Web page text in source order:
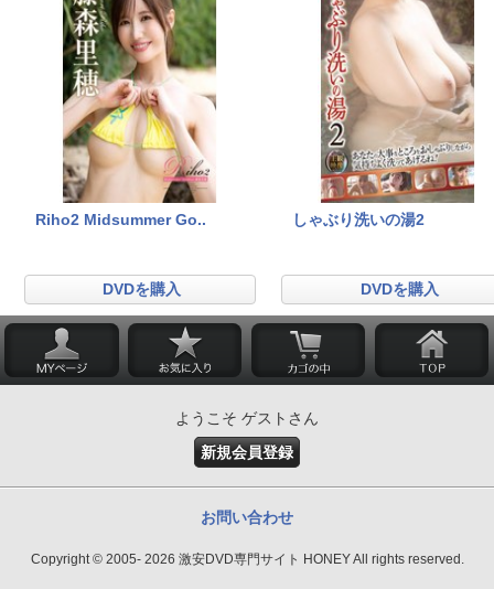
Riho2 Midsummer Go..
DVDを購入
しゃぶり洗いの湯2
DVDを購入
ようこそ ゲストさん
新規会員登録
お問い合わせ
Copyright © 2005- 2026 激安DVD専門サイト HONEY All rights reserved.